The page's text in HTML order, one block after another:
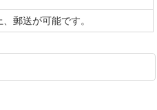
郵送が可能です。